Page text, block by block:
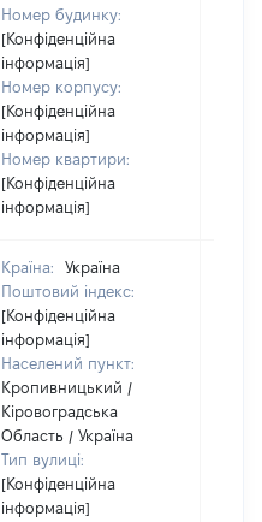
Номер будинку:
[Конфіденційна
інформація]
Номер корпусу:
[Конфіденційна
інформація]
Номер квартири:
[Конфіденційна
інформація]
Країна:
Україна
Поштовий індекс:
[Конфіденційна
інформація]
Населений пункт:
Кропивницький /
Кіровоградська
Область / Україна
Тип вулиці:
[Конфіденційна
інформація]